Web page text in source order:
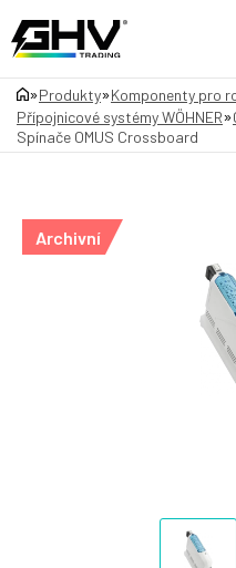
»Produkty»Komponenty pro
Přípojnicové systémy WÖHNER»
Spínače OMUS Crossboard
Archivní